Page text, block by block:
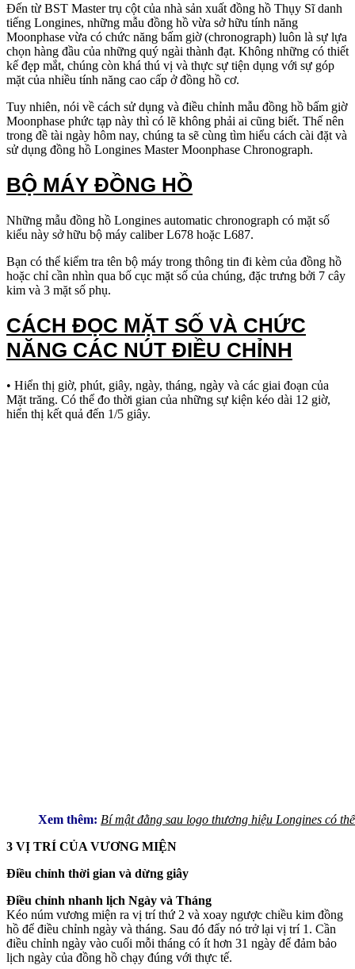
Đến từ BST Master trụ cột của nhà sản xuất đồng hồ Thụy Sĩ danh
tiếng Longines, những mẫu đồng hồ vừa sở hữu tính năng
Moonphase vừa có chức năng bấm giờ (chronograph) luôn là sự lựa
chọn hàng đầu của những quý ngài thành đạt. Không những có thiết
kế đẹp mắt, chúng còn khá thú vị và thực sự tiện dụng với sự góp
mặt của nhiều tính năng cao cấp ở đồng hồ cơ.
Tuy nhiên, nói về cách sử dụng và điều chỉnh mẫu đồng hồ bấm giờ
Moonphase phức tạp này thì có lẽ không phải ai cũng biết. Thế nên
trong đề tài ngày hôm nay, chúng ta sẽ cùng tìm hiểu cách cài đặt và
sử dụng đồng hồ Longines Master Moonphase Chronograph.
BỘ MÁY ĐỒNG HỒ
Những mẫu đồng hồ Longines automatic chronograph có mặt số
kiểu này sở hữu bộ máy caliber L678 hoặc L687.
Bạn có thể kiểm tra tên bộ máy trong thông tin đi kèm của đồng hồ
hoặc chỉ cần nhìn qua bố cục mặt số của chúng, đặc trưng bởi 7 cây
kim và 3 mặt số phụ.
CÁCH ĐỌC MẶT SỐ VÀ CHỨC
NĂNG CÁC NÚT ĐIỀU CHỈNH
• Hiển thị giờ, phút, giây, ngày, tháng, ngày và các giai đoạn của
Mặt trăng. Có thể đo thời gian của những sự kiện kéo dài 12 giờ,
hiển thị kết quả đến 1/5 giây.
Xem thêm: Bí mật đằng sau logo thương hiệu Longines có
3 VỊ TRÍ CỦA VƯƠNG MIỆN
Điều chỉnh thời gian và dừng giây
Điều chỉnh nhanh lịch Ngày và Tháng
Kéo núm vương miện ra vị trí thứ 2 và xoay ngược chiều kim đồng
hồ để điều chỉnh ngày và tháng. Sau đó đẩy nó trở lại vị trí 1. Cần
điều chỉnh ngày vào cuối mỗi tháng có ít hơn 31 ngày để đảm bảo
lịch ngày của đồng hồ chạy đúng với thực tế.